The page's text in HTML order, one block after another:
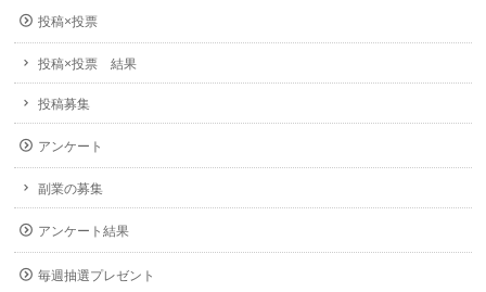
投稿×投票
投稿×投票 結果
投稿募集
アンケート
副業の募集
アンケート結果
毎週抽選プレゼント